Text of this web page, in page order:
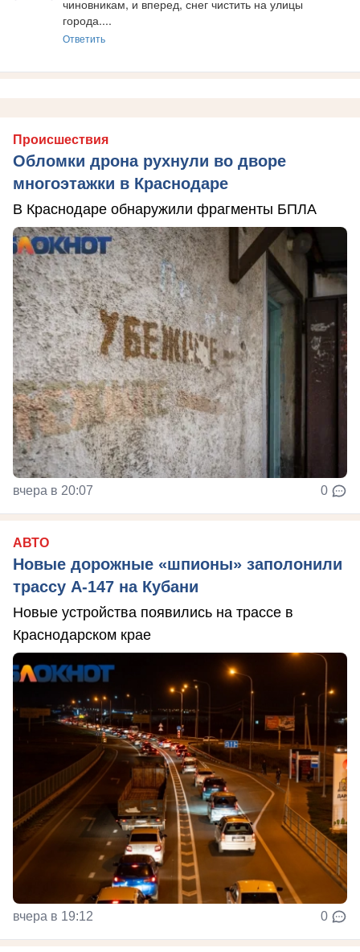
чиновникам, и вперед, снег чистить на улицы
города....
Ответить
Происшествия
Обломки дрона рухнули во дворе
многоэтажки в Краснодаре
В Краснодаре обнаружили фрагменты БПЛА
вчера в 20:07 0
АВТО
Новые дорожные «шпионы» заполонили
трассу А-147 на Кубани
Новые устройства появились на трассе в
Краснодарском крае
вчера в 19:12 0